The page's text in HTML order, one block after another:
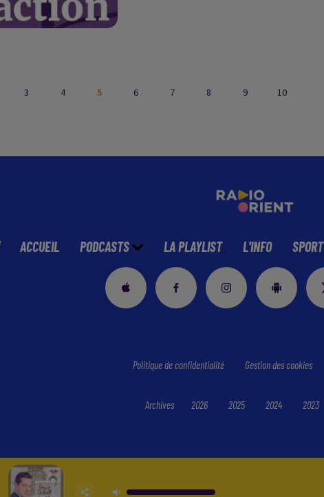
3 4 5 6 7 8 9 10
ACCUEIL PODCASTS LA PLAYLIST L'INFO SPORT
Politique de confidentialité Gestion des cookies
Archives 2026 2025 2024 2023